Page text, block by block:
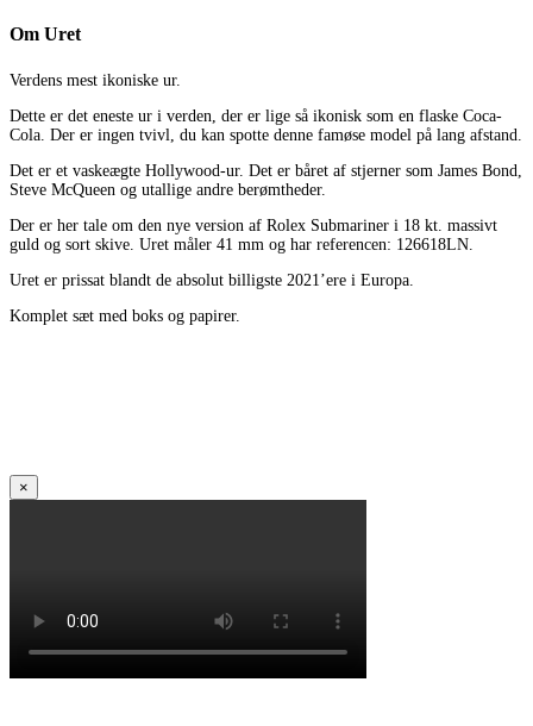
Om Uret
Verdens mest ikoniske ur.
Dette er det eneste ur i verden, der er lige så ikonisk som en flaske Coca-
Cola. Der er ingen tvivl, du kan spotte denne famøse model på lang afstand.
Det er et vaskeægte Hollywood-ur. Det er båret af stjerner som James Bond,
Steve McQueen og utallige andre berømtheder.
Der er her tale om den nye version af Rolex Submariner i 18 kt. massivt
guld og sort skive. Uret måler 41 mm og har referencen: 126618LN.
Uret er prissat blandt de absolut billigste 2021’ere i Europa.
Komplet sæt med boks og papirer.
×